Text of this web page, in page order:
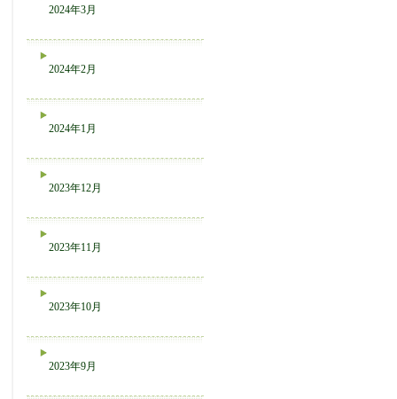
2024年3月
2024年2月
2024年1月
2023年12月
2023年11月
2023年10月
2023年9月